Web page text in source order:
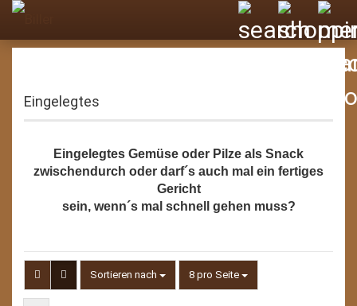
Eingelegtes
Eingelegtes Gemüse oder Pilze als Snack
zwischendurch oder darf´s auch mal ein fertiges
Gericht
sein, wenn´s mal schnell gehen muss?
Sortieren nach
Sortieren nach 8 pro Seite
pro Seite